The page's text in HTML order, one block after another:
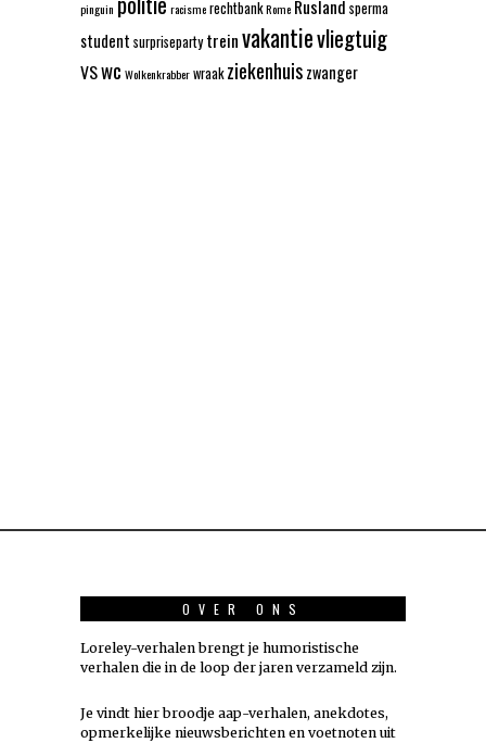
pinguin racismerechtbankRome Rusland sperma
student surpriseparty treinvakantievliegtuig
VSwc Wolkenkrabberwraak ziekenhuiszwanger
OVER ONS
Loreley-verhalen brengt je humoristische
verhalen die in de loop der jaren verzameld zijn.
Je vindt hier broodje aap-verhalen, anekdotes,
opmerkelijke nieuwsberichten en voetnoten uit